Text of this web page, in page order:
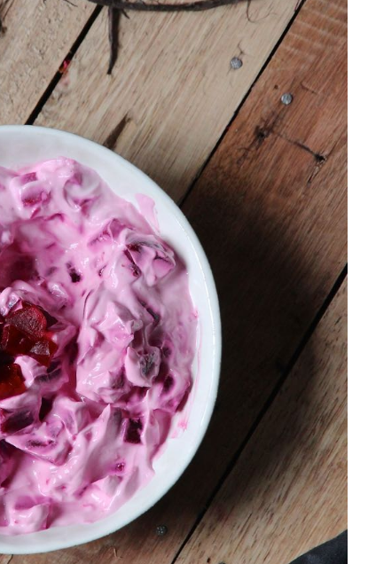
Lust auf eine kleine Portion
Küchenzauber in deinem Postfach?
Mit meinem Newsletter bist du 1–2 Mal pro Woche
ganz nah dran an meinen neuesten Rezepten,
erhältst Tipps für den Alltag in der Küche, reichlich
kulinarische Inspiration und Infos über Aktionen &
Gewinnspiele